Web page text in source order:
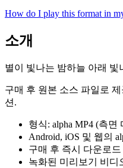
How do I play this format in
소개
별이 빛나는 밤하늘 아래
구매 후 원본 소스 파일로
션.
형식: alpha MP4 (측면
Android, iOS 및 웹의
구매 후 즉시 다운로
녹화된 미리보기 비디